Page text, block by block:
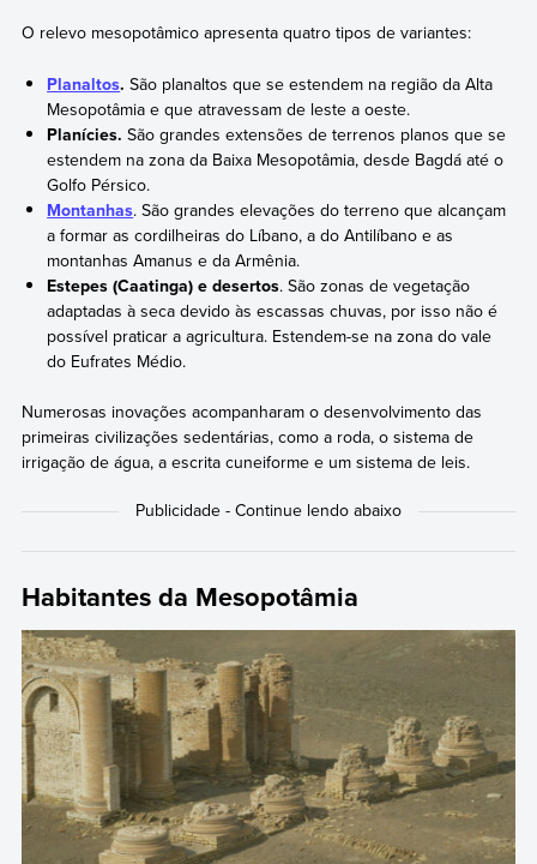
O relevo mesopotâmico apresenta quatro tipos de variantes:
Planaltos.São planaltos que se estendem na região da Alta
Mesopotâmia e que atravessam de leste a oeste.
Planícies. São grandes extensões de terrenos planos que se
estendem na zona da Baixa Mesopotâmia, desde Bagdá até o
Golfo Pérsico.
Montanhas. São grandes elevações do terreno que alcançam
a formar as cordilheiras do Líbano, a do Antilíbano e as
montanhas Amanus e da Armênia.
Estepes (Caatinga) e desertos. São zonas de vegetação
adaptadas à seca devido às escassas chuvas, por isso não é
possível praticar a agricultura. Estendem-se na zona do vale
do Eufrates Médio.
Numerosas inovações acompanharam o desenvolvimento das
primeiras civilizações sedentárias, como a roda, o sistema de
irrigação de água, a escrita cuneiforme e um sistema de leis.
Habitantes da Mesopotâmia